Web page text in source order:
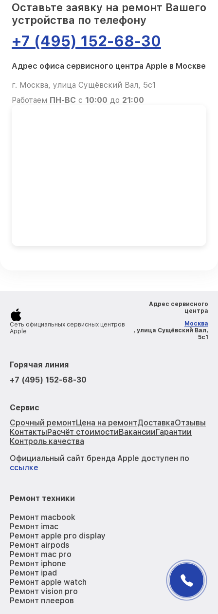
Оставьте заявку на ремонт Вашего
устройства по телефону
+7 (495) 152-68-30
Адрес офиса сервисного центра Apple в Москве
г. Москва, улица Сущёвский Вал, 5с1
Работаем ПН-ВС с 10:00 до 21:00
Сеть официальных сервисных центров
Apple
Адрес сервисного
центра
Москва
, улица Сущёвский Вал,
5с1
Горячая линия
+7 (495) 152-68-30
Сервис
Срочный ремонтЦена на ремонтДоставкаОтзывы
КонтактыРасчёт стоимостиВакансииГарантии
Контроль качества
Официальный сайт бренда Apple доступен по
ссылке
Ремонт техники
Ремонт macbook
Ремонт imac
Ремонт apple pro display
Ремонт airpods
Ремонт mac pro
Ремонт iphone
Ремонт ipad
Ремонт apple watch
Ремонт vision pro
Ремонт плееров